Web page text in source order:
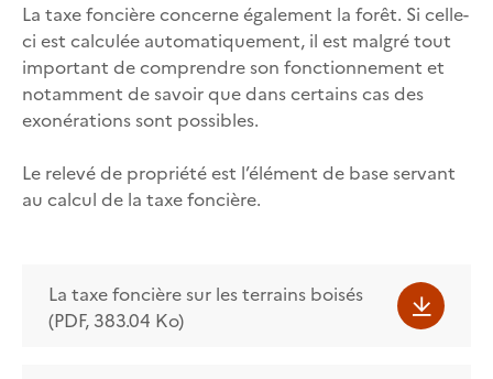
La taxe foncière concerne également la forêt. Si celle-
ci est calculée automatiquement, il est malgré tout
important de comprendre son fonctionnement et
notamment de savoir que dans certains cas des
exonérations sont possibles.
Le relevé de propriété est l’élément de base servant
au calcul de la taxe foncière.
La taxe foncière sur les terrains boisés
(PDF, 383.04 Ko)